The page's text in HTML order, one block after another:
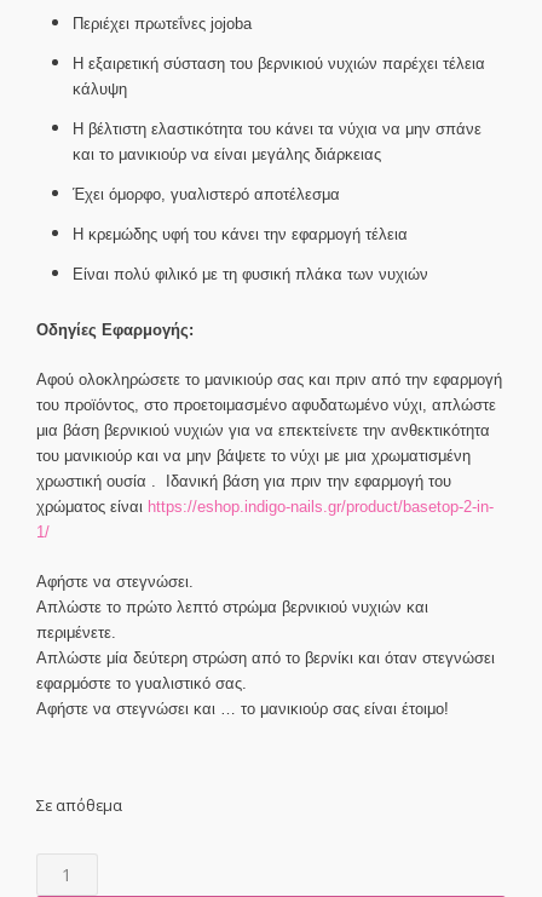
Περιέχει πρωτεΐνες jojoba
Η εξαιρετική σύσταση του βερνικιού νυχιών παρέχει τέλεια
κάλυψη
Η βέλτιστη ελαστικότητα του κάνει τα νύχια να μην σπάνε
και το μανικιούρ να είναι μεγάλης διάρκειας
Έχει όμορφο, γυαλιστερό αποτέλεσμα
Η κρεμώδης υφή του κάνει την εφαρμογή τέλεια
Είναι πολύ φιλικό με τη φυσική πλάκα των νυχιών
Οδηγίες Εφαρμογής:
Αφού ολοκληρώσετε το μανικιούρ σας και πριν από την εφαρμογή
του προϊόντος, στο προετοιμασμένο αφυδατωμένο νύχι, απλώστε
μια βάση βερνικιού νυχιών για να επεκτείνετε την ανθεκτικότητα
του μανικιούρ και να μην βάψετε το νύχι με μια χρωματισμένη
χρωστική ουσία . Ιδανική βάση για πριν την εφαρμογή του
χρώματος είναι https://eshop.indigo-nails.gr/product/basetop-2-in-
1/
Αφήστε να στεγνώσει.
Απλώστε το πρώτο λεπτό στρώμα βερνικιού νυχιών και
περιμένετε.
Απλώστε μία δεύτερη στρώση από το βερνίκι και όταν στεγνώσει
εφαρμόστε το γυαλιστικό σας.
Αφήστε να στεγνώσει και … το μανικιούρ σας είναι έτοιμο!
Σε απόθεμα
Think